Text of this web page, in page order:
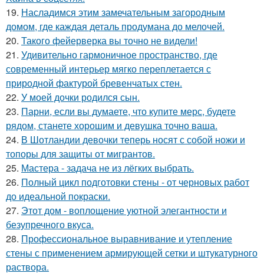
19. Насладимся этим замечательным загородным
домом, где каждая деталь продумана до мелочей.
20. Такого фейерверка вы точно не видели!
21. Удивительно гармоничное пространство, где
современный интерьер мягко переплетается с
природной фактурой бревенчатых стен.
22. У моей дочки родился сын.
23. Парни, если вы думаете, что купите мерс, будете
рядом, станете хорошим и девушка точно ваша.
24. В Шотландии девочки теперь носят с собой ножи и
топоры для защиты от мигрантов.
25. Мастера - задача не из лёгких выбрать.
26. Полный цикл подготовки стены - от черновых работ
до идеальной покраски.
27. Этот дом - воплощение уютной элегантности и
безупречного вкуса.
28. Профессиональное выравнивание и утепление
стены с применением армирующей сетки и штукатурного
раствора.